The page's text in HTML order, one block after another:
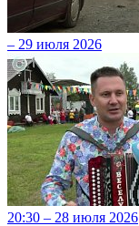
– 29 июля 2026
20:30 – 28 июля 2026